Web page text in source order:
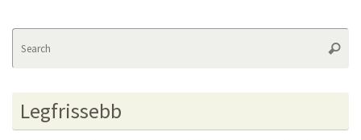
Legfrissebb